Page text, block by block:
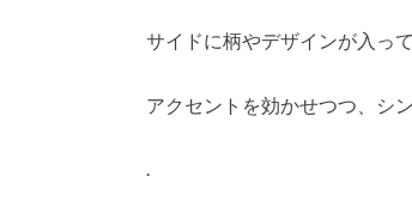
サイドに柄やデザインが入っ
アクセントを効かせつつ、シ
.